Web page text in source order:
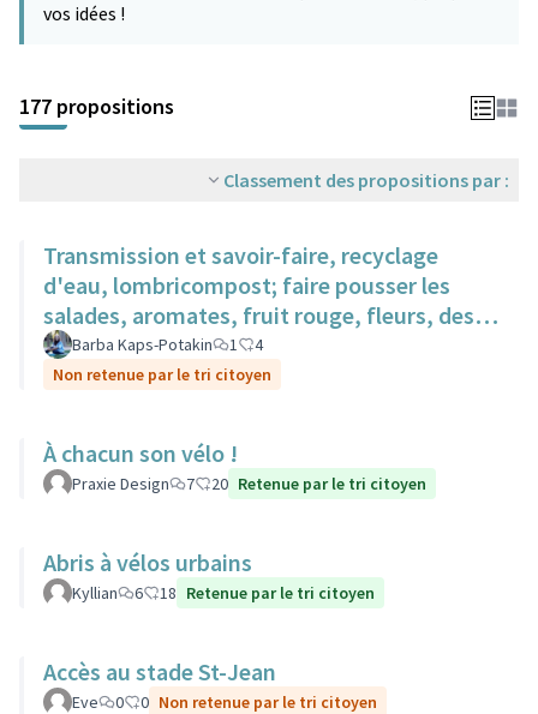
vos idées !
177 propositions
Classement des propositions par :
Transmission et savoir-faire, recyclage
d'eau, lombricompost; faire pousser les
salades, aromates, fruit rouge, fleurs, des
surfaces sur des toits.
Barba Kaps-Potakin 1
4
Non retenue par le tri citoyen
À chacun son vélo !
Praxie Design 7 20 Retenue par le tri citoyen
Abris à vélos urbains
Kyllian 6 18 Retenue par le tri citoyen
Accès au stade St-Jean
Eve 0 0 Non retenue par le tri citoyen